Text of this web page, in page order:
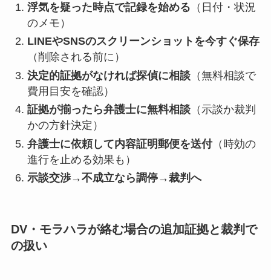
浮気を疑った時点で記録を始める （日付・状況
のメモ）
LINEやSNSのスクリーンショットを今すぐ保存
（削除される前に）
決定的証拠がなければ探偵に相談（無料相談で
費用目安を確認）
証拠が揃ったら弁護士に無料相談（示談か裁判
かの方針決定）
弁護士に依頼して内容証明郵便を送付（時効の
進行を止める効果も）
示談交渉→不成立なら調停→裁判へ
DV・モラハラが絡む場合の追加証拠と裁判で
の扱い